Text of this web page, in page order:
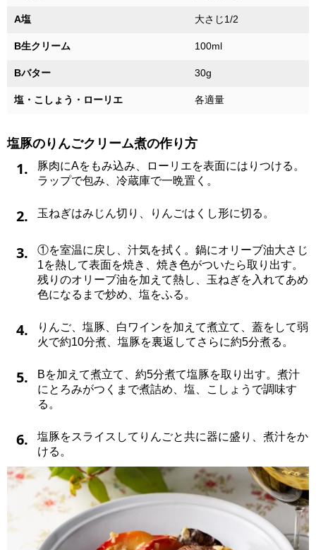
A塩 大さじ1/2
B生クリーム 100ml
Bバター 30g
塩・こしょう・ローリエ 各適量
塩豚のりんごクリーム煮の作り方
1.
豚肉にAをもみ込み、ローリエを表面にはりつける。
ラップで包み、冷蔵庫で一晩置く。
2. 玉ねぎはみじん切り、りんごはくし形に切る。
3.
①を室温に戻し、汁気を拭く。鍋にオリーブ油大さじ
1を熱して表面を焼き、焼き色がついたら取り出す。
残りのオリーブ油を加えて熱し、玉ねぎを入れてあめ
色になるまで炒め、塩をふる。
4.
りんご、塩豚、白ワインを加えて煮立て、蓋をして弱
火で約10分煮、塩豚を裏返してさらに約5分煮る。
5.
Bを加えて煮立て、約5分煮て塩豚を取り出す。煮汁
にとろみがつくまで煮詰め、塩、こしょうで調味す
る。
6.
塩豚をスライスしてりんごと共に器に盛り、煮汁をか
ける。